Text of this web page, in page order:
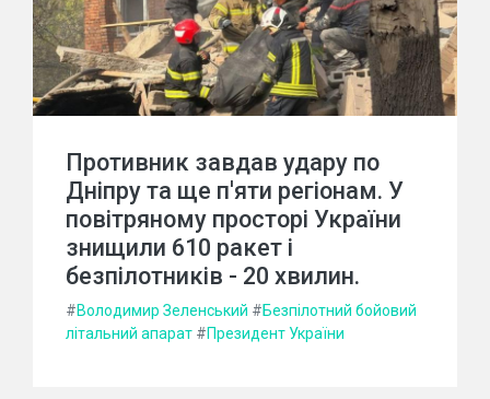
Противник завдав удару по
Дніпру та ще п'яти регіонам. У
повітряному просторі України
знищили 610 ракет і
безпілотників - 20 хвилин.
#Володимир Зеленський #Безпілотний бойовий
літальний апарат #Президент України